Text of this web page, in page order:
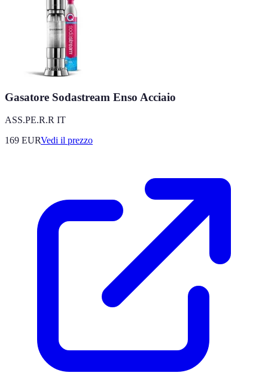
Gasatore Sodastream Enso Acciaio
ASS.PE.R.R IT
169 EURVedi il prezzo